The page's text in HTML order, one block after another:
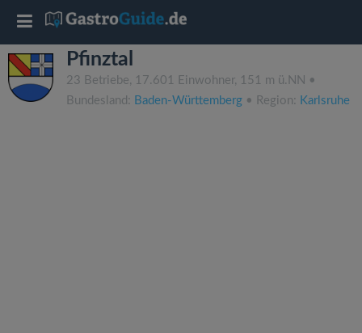
Pfinztal
23 Betriebe, 17.601 Einwohner, 151 m ü.NN •
Bundesland: Baden-Württemberg • Region: Karlsruhe
T
o
g